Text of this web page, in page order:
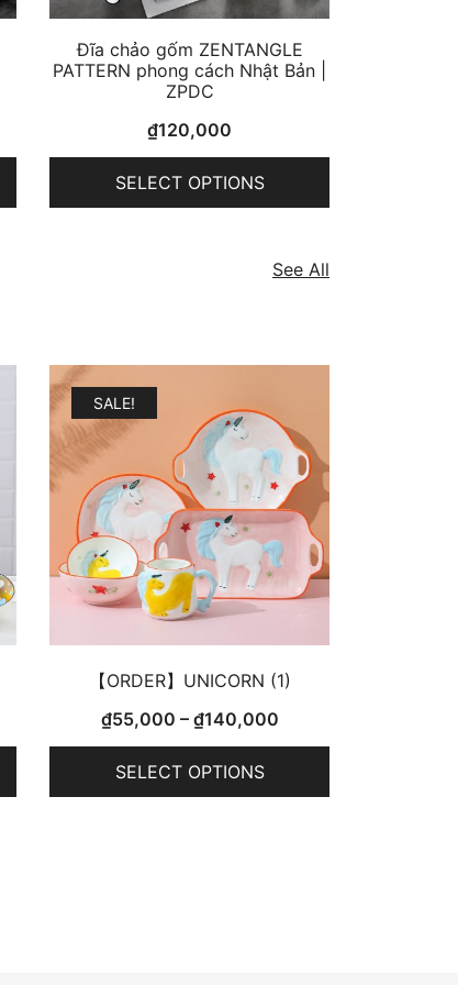
Đĩa chảo gốm ZENTANGLE
PATTERN phong cách Nhật Bản |
ZPDC
₫120,000
SELECT OPTIONS
See All
SALE!
【ORDER】UNICORN (1)
₫55,000 – ₫140,000
SELECT OPTIONS